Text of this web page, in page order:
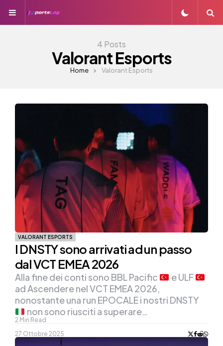
Menu
4 Posts
Valorant Esports
Home Valorant Esports
VALORANT ESPORTS
I DNSTY sono arrivati ad un passo
dal VCT EMEA 2026
2 Min Read
Alla fine dei conti sono BBL Pacific
e ULF
ad Ascendere nel VCT EMEA 2026,
nonostante una run EPOCALE i nostri DNSTY
non sono riusciti a superare…
27 Ottobre 2025